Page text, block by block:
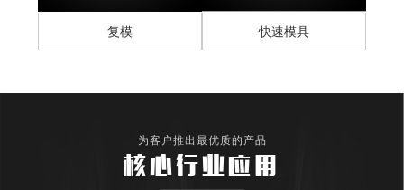
复模 快速模具
为客户推出最优质的产品
核心行业应用